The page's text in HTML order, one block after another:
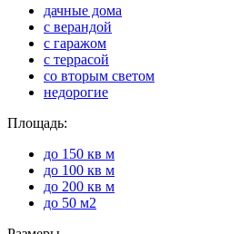
дачные дома
с верандой
с гаражом
с террасой
со вторым светом
недорогие
Площадь:
до 150 кв м
до 100 кв м
до 200 кв м
до 50 м2